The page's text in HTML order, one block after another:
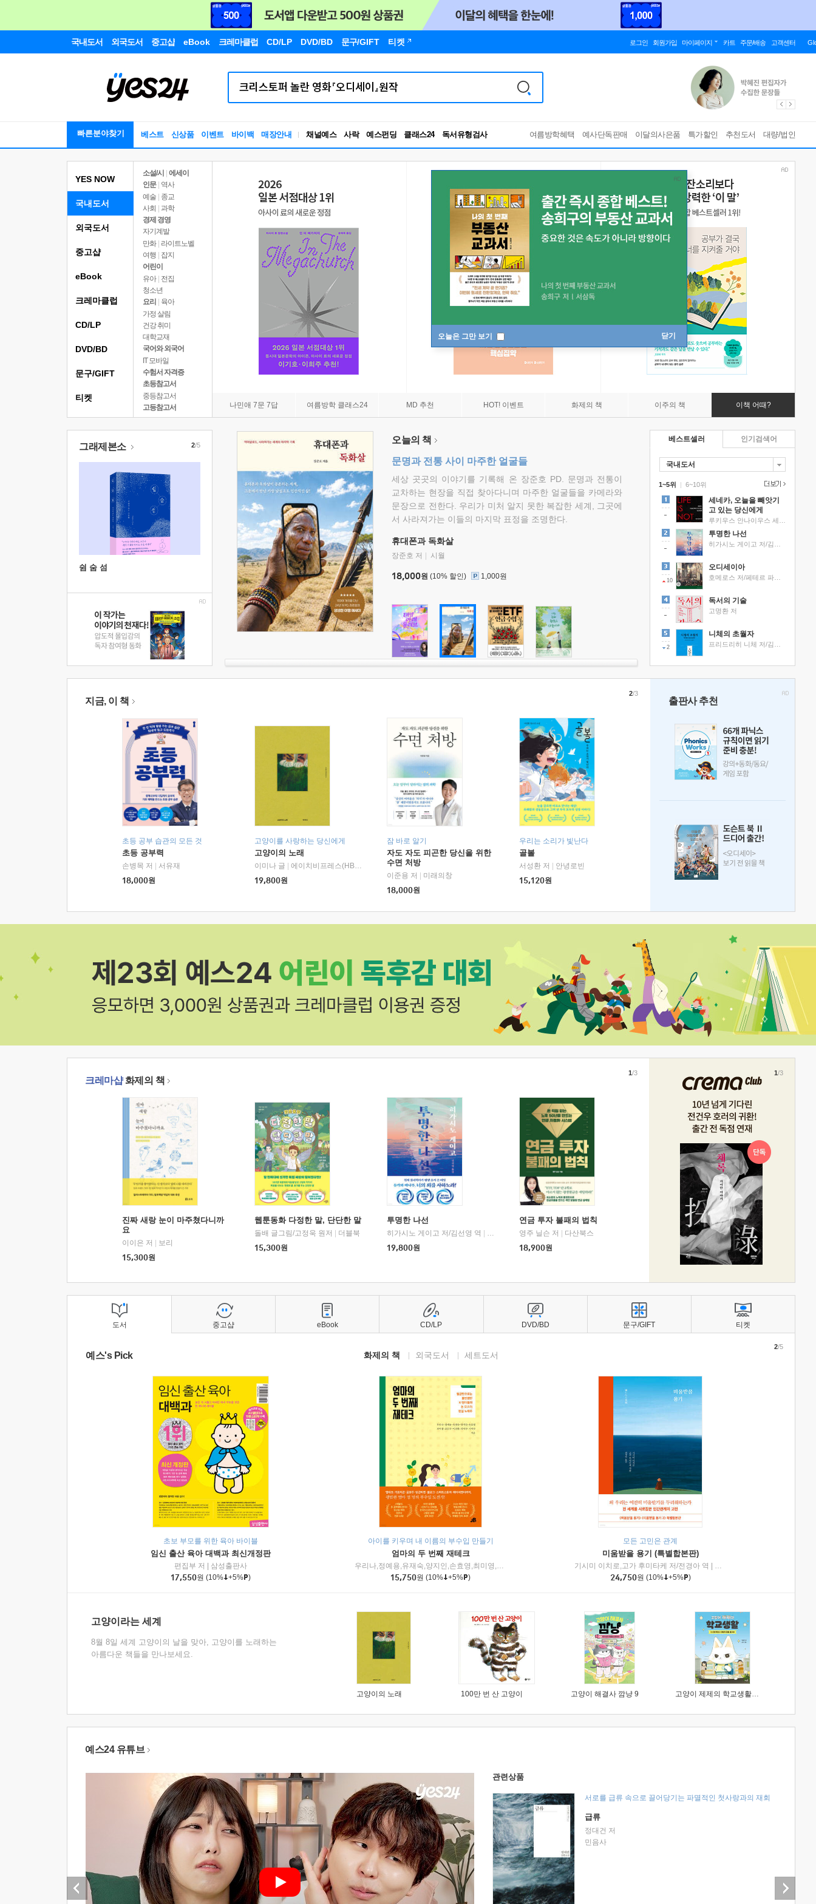
국내도서 외국도서 중고샵 eBook 크레마클럽 CD/LP DVD/BD 문구/GIFT 티켓 로그인 회원가입 마이페이지 카트 주문/배송 고객센터
빠른분야찾기 베스트 신상품 이벤트 바이백 매장안내 채널예스 사락 예스펀딩 클래스24
RBTI Lab
독서유형검사
여름방학혜택 예사단독판매 이달의사은품 특가할인 추천도서 대량/법인
오늘은 그만 보기 닫기
YES NOW
국내도서
소설/시
에세이
인문
역사
예술 | 종교
사회 | 과학
경제 경영
자기계발
만화 | 라이트노벨
여행
잡지
어린이
유아 | 전집
청소년
요리
육아
가정 살림
건강 취미
대학교재
국어와 외국어
IT 모바일
수험서 자격증
초등참고서
중등참고서
고등참고서
나민애 7문 7답 여름방학 클래스24 MD 추천 HOT! 이벤트 화제의 책 이주의 책 이책 어때?
외국도서
중고샵
eBook
크레마클럽
CD/LP
DVD/BD
문구/GIFT
티켓
그래제본소
쉼 숨 섬
2/5 오늘의 책
문명과 전통 사이 마주한 얼굴들
세상 곳곳의 이야기를 기록해 온 장준호 PD. 문명과 전통이
교차하는 현장을 직접 찾아다니며 마주한 얼굴들을 카메라와
문장으로 전한다. 우리가 미처 알지 못한 복잡한 세계, 그곳에
서 사라져가는 이들의 마지막 표정을 조명한다.
휴대폰과 독화살
장준호 저 시월
18,000원 (10% 할인) 1,000원
베스트셀러
국내도서
1~5위 |
세네카, 오늘을 빼앗기
고 있는 당신에게
투명한 나선
10
오디세이아
독서의 기술
고명환 저
2
니체의 초월자
6~10위
인기검색어
지금, 이 책
초등 공부 습관의 모든 것
초등 공부력
손병목 저
서유재
18,000원
고양이를 사랑하는 당신에게
고양이의 노래
이미나 글
에이치비프레스(HBPRESS)
19,800원
잠 바로 알기
자도 자도 피곤한 당신을 위한
수면 처방
이준용 저
미래의창
18,000원
우리는 소리가 빛난다
골볼
서성환 저
안녕로빈
15,120원
2/3
출판사 추천
크레마샵화제의 책
진짜 새랑 눈이 마주쳤다니까
요
이이은 저
보리
15,300원
웹툰동화 다정한 말, 단단한 말
돌배 글그림/고정욱 원저
더블북
15,300원
투명한 나선
히가시노 게이고 저/김선영 역
북다
19,800원
연금 투자 불패의 법칙
영주 닐슨 저
다산북스
18,900원
1/3 1/3
도서
예스's Pick 화제의 책 외국도서 세트도서
초보 부모를 위한 육아 바이블
임신 출산 육아 대백과 최신개정판
편집부 저
삼성출판사
17,550원 (10% +5% )
아이를 키우며 내 이름의 부수입 만들기
엄마의 두 번째 재테크
우리나,정예용,유재숙,양지인,손효영,최미영,조민주,이진현,차미숙,서미숙 저 | 제이브리즈북스
15,750원 (10% +5% )
모든 고민은 관계
미움받을 용기 (특별합본판)
기시미 이치로,고가 후미타케 저/전경아 역
인플루엔셜
24,750원 (10% +5% )
2/5
고양이라는 세계
8월 8일 세계 고양이의 날을 맞아, 고양이를 노래하는
아름다운 책들을 만나보세요.
고양이의 노래 100만 번 산 고양이 고양이 해결사 깜냥 9 고양이 제제의 학교생활 1 : 초등학생이 이렇게 힘들 줄이야
중고샵 eBook CD/LP DVD/BD 문구/GIFT 티켓
예스24 유튜브
관련상품
서로를 급류 속으로 끌어당기는 파멸적인 첫사랑과의 재회
급류
정대건 저
민음사